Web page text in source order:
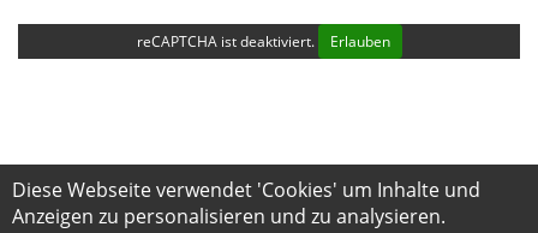
reCAPTCHA ist deaktiviert. Erlauben
Diese Webseite verwendet 'Cookies' um Inhalte und
Anzeigen zu personalisieren und zu analysieren.